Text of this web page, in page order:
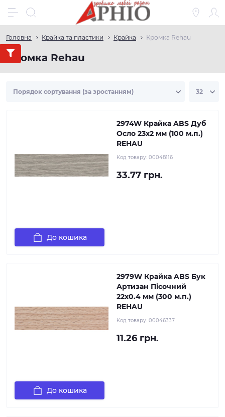
Головна Крайка та пластики Крайка Кромка Rehau
Кромка Rehau
2974W Крайка ABS Дуб
Осло 23х2 мм (100 м.п.)
REHAU
Код товару: 00048116
33.77 грн.
До кошика
2979W Крайка ABS Бук
Артизан Пісочний
22х0.4 мм (300 м.п.)
REHAU
Код товару: 00046337
11.26 грн.
До кошика